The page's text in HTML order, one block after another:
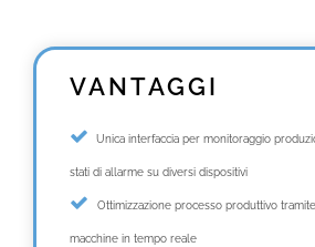
VANTAGGI
Unica interfaccia per monitoraggio
stati di allarme su diversi dispositivi
Ottimizzazione processo produttivo
macchine in tempo reale